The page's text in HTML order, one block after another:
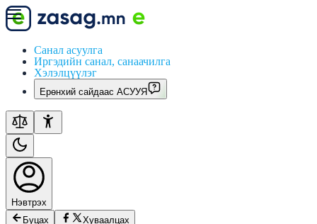
Санал асуулга
Иргэдийн санал, санаачилга
Хэлэлцүүлэг
Ерөнхий сайдаас АСУУЯ
Нэвтрэх
Буцах
Хуваалцах